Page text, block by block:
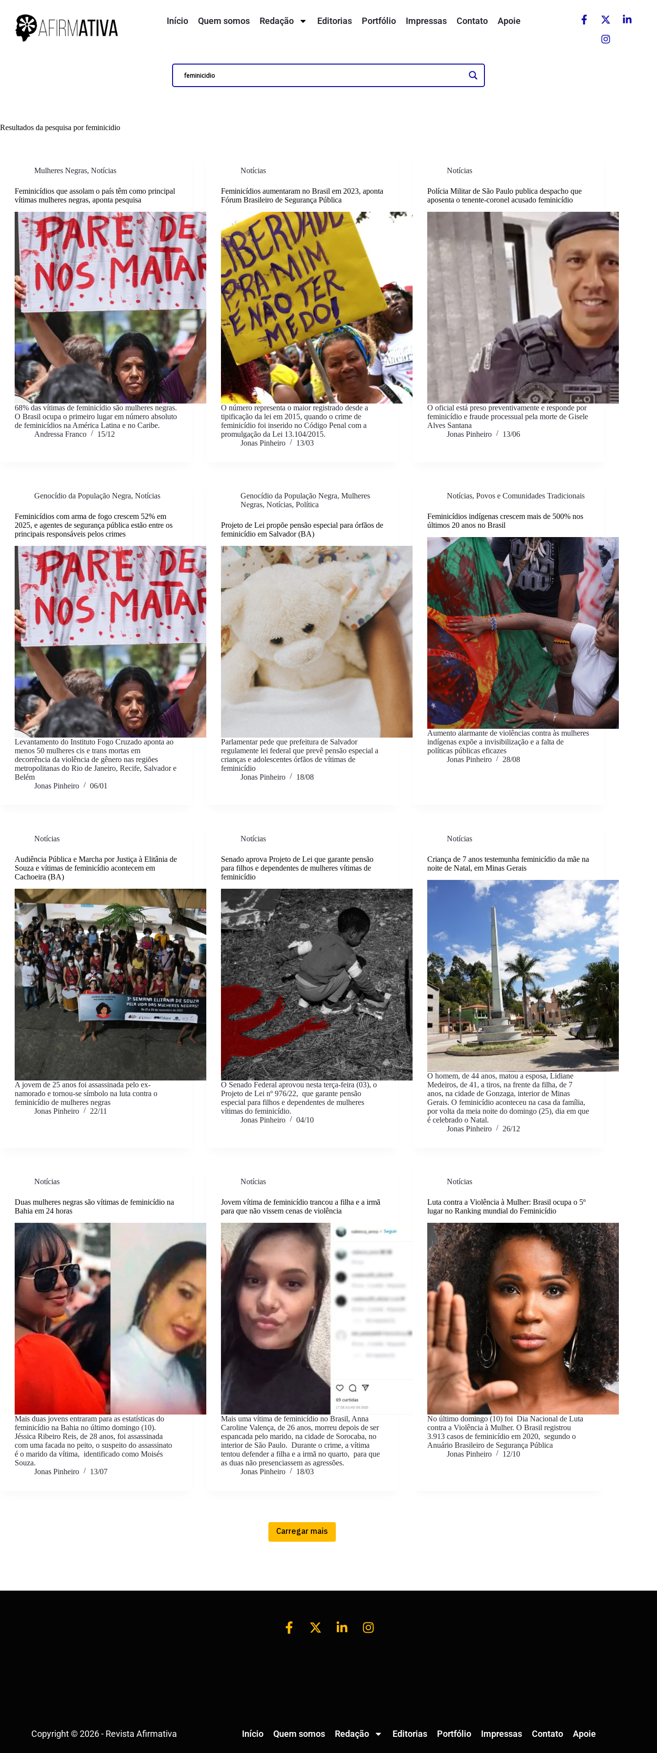
Início Quem somos Redação Editorias Portfólio Impressas Contato Apoie
Resultados da pesquisa por feminicidio
Mulheres Negras, Notícias
Feminicídios que assolam o país têm como principal
vítimas mulheres negras, aponta pesquisa
68% das vítimas de feminicídio são mulheres negras.
O Brasil ocupa o primeiro lugar em número absoluto
de feminicídios na América Latina e no Caribe.
Andressa Franco
15/12
Notícias
Feminicídios aumentaram no Brasil em 2023, aponta
Fórum Brasileiro de Segurança Pública
O número representa o maior registrado desde a
tipificação da lei em 2015, quando o crime de
feminicídio foi inserido no Código Penal com a
promulgação da Lei 13.104/2015.
Jonas Pinheiro
13/03
Notícias
Polícia Militar de São Paulo publica despacho que
aposenta o tenente-coronel acusado feminicídio
O oficial está preso preventivamente e responde por
feminicídio e fraude processual pela morte de Gisele
Alves Santana
Jonas Pinheiro
13/06
Genocídio da População Negra, Notícias
Feminicídios com arma de fogo crescem 52% em
2025, e agentes de segurança pública estão entre os
principais responsáveis pelos crimes
Levantamento do Instituto Fogo Cruzado aponta ao
menos 50 mulheres cis e trans mortas em
decorrência da violência de gênero nas regiões
metropolitanas do Rio de Janeiro, Recife, Salvador e
Belém
Jonas Pinheiro
06/01
Genocídio da População Negra,Mulheres
Negras,Notícias,Política
Projeto de Lei propõe pensão especial para órfãos de
feminicídio em Salvador (BA)
Parlamentar pede que prefeitura de Salvador
regulamente lei federal que prevê pensão especial a
crianças e adolescentes órfãos de vítimas de
feminicídio
Jonas Pinheiro
18/08
Notícias,Povos e Comunidades Tradicionais
Feminicídios indígenas crescem mais de 500% nos
últimos 20 anos no Brasil
Aumento alarmante de violências contra às mulheres
indígenas expõe a invisibilização e a falta de
políticas públicas eficazes
Jonas Pinheiro
28/08
Notícias
Audiência Pública e Marcha por Justiça à Elitânia de
Souza e vítimas de feminicídio acontecem em
Cachoeira (BA)
A jovem de 25 anos foi assassinada pelo ex-
namorado e tornou-se símbolo na luta contra o
feminicídio de mulheres negras
Jonas Pinheiro
22/11
Notícias
Senado aprova Projeto de Lei que garante pensão
para filhos e dependentes de mulheres vítimas de
feminicídio
O Senado Federal aprovou nesta terça-feira (03), o
Projeto de Lei nº 976/22, que garante pensão
especial para filhos e dependentes de mulheres
vítimas do feminicídio.
Jonas Pinheiro
04/10
Notícias
Criança de 7 anos testemunha feminicídio da mãe na
noite de Natal, em Minas Gerais
O homem, de 44 anos, matou a esposa, Lidiane
Medeiros, de 41, a tiros, na frente da filha, de 7
anos, na cidade de Gonzaga, interior de Minas
Gerais. O feminicídio aconteceu na casa da família,
por volta da meia noite do domingo (25), dia em que
é celebrado o Natal.
Jonas Pinheiro
26/12
Notícias
Duas mulheres negras são vítimas de feminicídio na
Bahia em 24 horas
Mais duas jovens entraram para as estatísticas do
feminicídio na Bahia no último domingo (10).
Jéssica Ribeiro Reis, de 28 anos, foi assassinada
com uma facada no peito, o suspeito do assassinato
é o marido da vítima, identificado como Moisés
Souza.
Jonas Pinheiro
13/07
Notícias
Jovem vítima de feminicídio trancou a filha e a irmã
para que não vissem cenas de violência
Mais uma vítima de feminicídio no Brasil, Anna
Caroline Valença, de 26 anos, morreu depois de ser
espancada pelo marido, na cidade de Sorocaba, no
interior de São Paulo. Durante o crime, a vítima
tentou defender a filha e a irmã no quarto, para que
as duas não presenciassem as agressões.
Jonas Pinheiro
18/03
Notícias
Luta contra a Violência à Mulher: Brasil ocupa o 5º
lugar no Ranking mundial do Feminicídio
No último domingo (10) foi Dia Nacional de Luta
contra a Violência à Mulher. O Brasil registrou
3.913 casos de feminicídio em 2020, segundo o
Anuário Brasileiro de Segurança Pública
Jonas Pinheiro
12/10
Carregar mais
Copyright © 2026 - Revista Afirmativa Início Quem somos Redação Editorias Portfólio Impressas Contato Apoie